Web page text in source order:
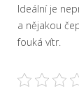
Ideální je
a nějakou
fouká vítr.